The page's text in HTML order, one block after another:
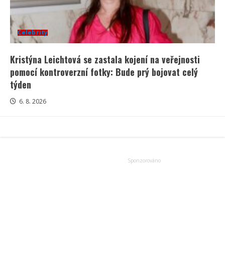
Celebrity
Kristýna Leichtová se zastala kojení na veřejnosti
pomocí kontroverzní fotky: Bude prý bojovat celý
týden
6. 8. 2026